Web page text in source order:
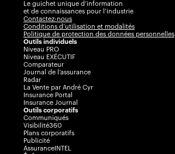
Le guichet unique d’information
et de connaissances pour l’industrie
Contactez-nous
Conditions d’utilisation et modalités
Politique de protection des données personnelles
Outils individuels
Niveau PRO
Niveau EXÉCUTIF
Comparateur
Journal de l’assurance
Radar
La Vente par André Cyr
Insurance Portal
Insurance Journal
Outils corporatifs
Communiqués
Visibilité360
Plans corporatifs
Publicité
AssuranceINTEL